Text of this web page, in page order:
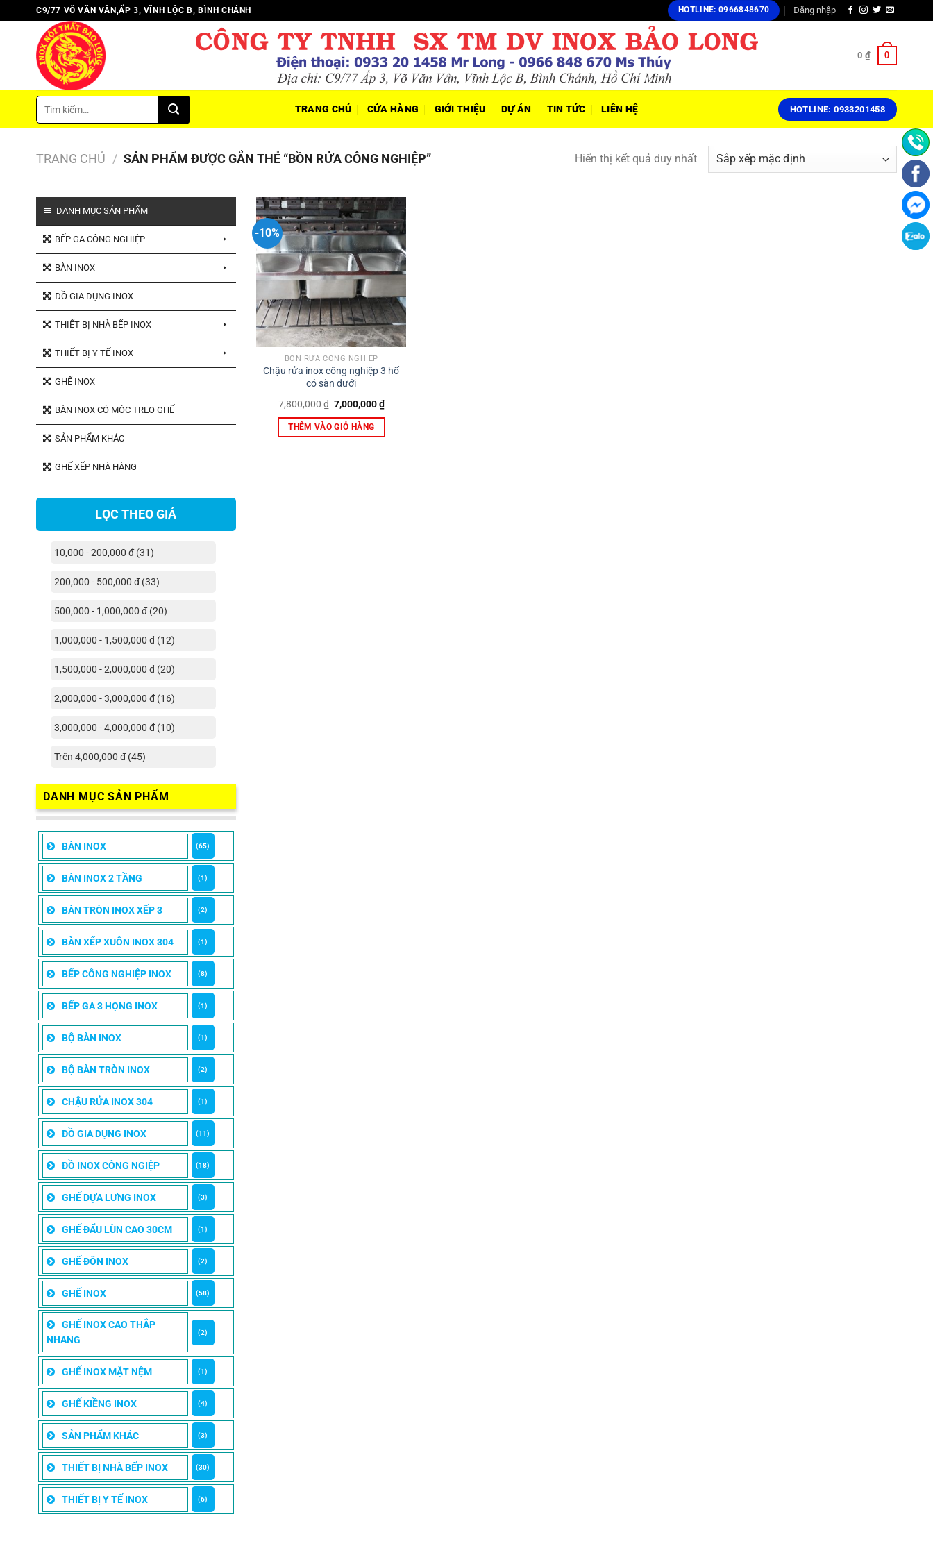
đến
C9/77 VÕ VĂN VÂN,ẤP 3, VĨNH LỘC B, BÌNH CHÁNH HOTLINE: 0966848670 Đăng nhập
0 ₫ 0
Tìm
kiếm:
TRANG CHỦ CỬA HÀNG GIỚI THIỆU DỰ ÁN TIN TỨC LIÊN HỆ HOTLINE: 0933201458
TRANG CHỦ / SẢN PHẨM ĐƯỢC GẮN THẺ “BỒN RỬA CÔNG NGHIỆP” Hiển thị kết quả duy nhất
DANH MỤC SẢN PHẨM
BẾP GA CÔNG NGHIỆP
BÀN INOX
ĐỒ GIA DỤNG INOX
THIẾT BỊ NHÀ BẾP INOX
THIẾT BỊ Y TẾ INOX
GHẾ INOX
BÀN INOX CÓ MÓC TREO GHẾ
SẢN PHẨM KHÁC
GHẾ XẾP NHÀ HÀNG
LỌC THEO GIÁ
10,000 - 200,000 đ (31)
200,000 - 500,000 đ (33)
500,000 - 1,000,000 đ (20)
1,000,000 - 1,500,000 đ (12)
1,500,000 - 2,000,000 đ (20)
2,000,000 - 3,000,000 đ (16)
3,000,000 - 4,000,000 đ (10)
Trên 4,000,000 đ (45)
DANH MỤC SẢN PHẨM
BÀN INOX (65)
BÀN INOX 2 TẦNG (1)
BÀN TRÒN INOX XẾP 3 (2)
BÀN XẾP XUÔN INOX 304 (1)
BẾP CÔNG NGHIỆP INOX (8)
BẾP GA 3 HỌNG INOX (1)
BỘ BÀN INOX (1)
BỘ BÀN TRÒN INOX (2)
CHẬU RỬA INOX 304 (1)
ĐỒ GIA DỤNG INOX (11)
ĐỒ INOX CÔNG NGIỆP (18)
GHẾ DỰA LƯNG INOX (3)
GHẾ ĐẨU LÙN CAO 30CM (1)
GHẾ ĐÔN INOX (2)
GHẾ INOX (58)
GHẾ INOX CAO THẮP
NHANG
(2)
GHẾ INOX MẶT NỆM (1)
GHẾ KIỀNG INOX (4)
SẢN PHẨM KHÁC (3)
THIẾT BỊ NHÀ BẾP INOX (30)
THIẾT BỊ Y TẾ INOX (6)
-10%
BỒN RỬA CÔNG NGHIỆP
Chậu rửa inox công nghiệp 3 hố
có sàn dưới
7,800,000₫ Giá
là:
7,800,000 ₫.
7,000,000₫Giá
hiện
THÊM VÀO GIỎ HÀNG